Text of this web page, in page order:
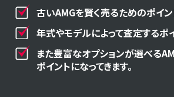
古いAMGを賢く売るためのポイン
年式やモデルによって査定するポ
また豊富なオプションが選べる
ポイントになってきます。